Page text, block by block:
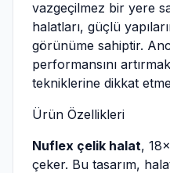
vazgeçilmez bir yere
halatları, güçlü
görünüme sahiptir.
performansını
tekniklerine dikkat
Ürün Özellikleri
Nuflex çelik halat,
çeker. Bu tasarım,